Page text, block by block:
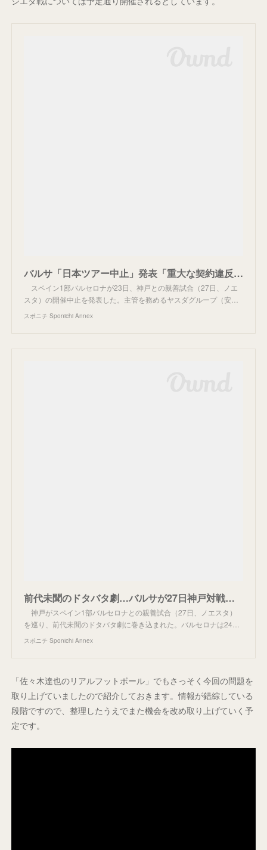
バルサ「日本ツアー中止」発表「重大な契約違反のため」 27日対戦予定だった神戸は困惑 - スポニチ Sponichi Annex サッカー
スペイン1部バルセロナが23日、神戸との親善試合（27日、ノエ
スタ）の開催中止を発表した。主管を務めるヤスダグループ（安…
スポニチ Sponichi Annex
前代未聞のドタバタ劇…バルサが27日神戸対戦予定の日本ツアー「中止」発表で大混乱 - スポニチ Sponichi Annex サッカー
神戸がスペイン1部バルセロナとの親善試合（27日、ノエスタ）
を巡り、前代未聞のドタバタ劇に巻き込まれた。バルセロナは24…
スポニチ Sponichi Annex
「佐々木達也のリアルフットボール」でもさっそく今回の問題を
取り上げていましたので紹介しておきます。情報が錯綜している
段階ですので、整理したうえでまた機会を改め取り上げていく予
定です。